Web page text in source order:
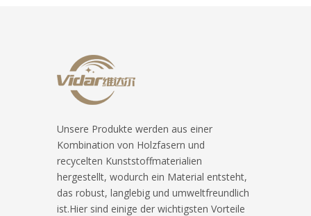
Unsere Produkte werden aus einer
Kombination von Holzfasern und
recycelten Kunststoffmaterialien
hergestellt, wodurch ein Material entsteht,
das robust, langlebig und umweltfreundlich
ist.Hier sind einige der wichtigsten Vorteile